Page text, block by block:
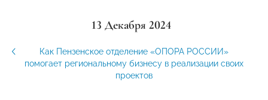
13 Декабря 2024
Как Пензенское отделение «ОПОРА РОССИИ»
помогает региональному бизнесу в реализации своих
проектов